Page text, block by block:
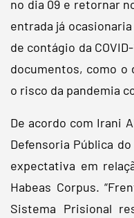
no dia 09 e retornar
entrada já
de contágio da
documentos, como o
o risco da pandemia
De acordo com Irani
Defensoria Pública
expectativa em
Habeas Corpus.
Sistema Prisional